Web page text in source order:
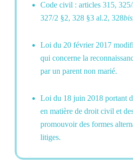
Code civil : articles 315,
327/2 §2, 328 §3 al.2, 328bis
Loi du 20 février 2017
qui concerne la
par un parent non marié.
Loi du 18 juin 2018 portant
en matière de droit civil et
promouvoir des formes
litiges.